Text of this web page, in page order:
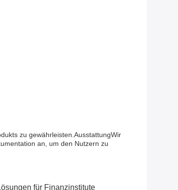
zu gewährleisten.AusstattungWir
an, um den Nutzern zu
für Finanzinstitute